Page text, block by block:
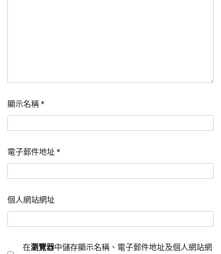
顯示名稱 *
電子郵件地址 *
個人網站網址
在瀏覽器中儲存顯示名稱、電子郵件地址及個人網站網